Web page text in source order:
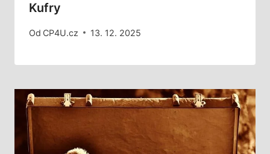
Kufry
Od CP4U.cz 13. 12. 2025